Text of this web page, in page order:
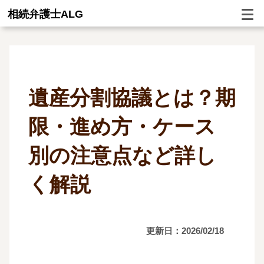
相続弁護士ALG
遺産分割協議とは？期
限・進め方・ケース
別の注意点など詳し
く解説
更新日：2026/02/18